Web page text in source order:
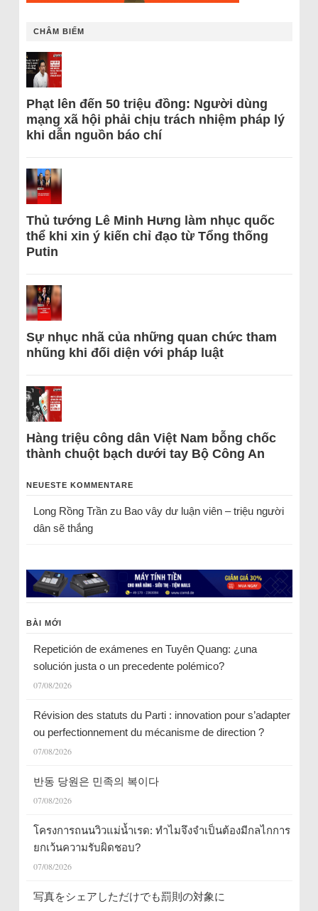
CHÂM BIẾM
Phạt lên đến 50 triệu đồng: Người dùng
mạng xã hội phải chịu trách nhiệm pháp lý
khi dẫn nguồn báo chí
Thủ tướng Lê Minh Hưng làm nhục quốc
thể khi xin ý kiến chỉ đạo từ Tổng thống
Putin
Sự nhục nhã của những quan chức tham
nhũng khi đối diện với pháp luật
Hàng triệu công dân Việt Nam bỗng chốc
thành chuột bạch dưới tay Bộ Công An
NEUESTE KOMMENTARE
Long Rồng Trầnzu Bao vây dư luận viên – triệu người
dân sẽ thắng
BÀI MỚI
Repetición de exámenes en Tuyên Quang: ¿una
solución justa o un precedente polémico?
07/08/2026
Révision des statuts du Parti : innovation pour s’adapter
ou perfectionnement du mécanisme de direction ?
07/08/2026
반동 당원은 민족의 복이다
07/08/2026
โครงการถนนวิวแม่น้ำเรด: ทำไมจึงจำเป็นต้องมีกลไกการ
ยกเว้นความรับผิดชอบ?
07/08/2026
写真をシェアしただけでも罰則の対象に